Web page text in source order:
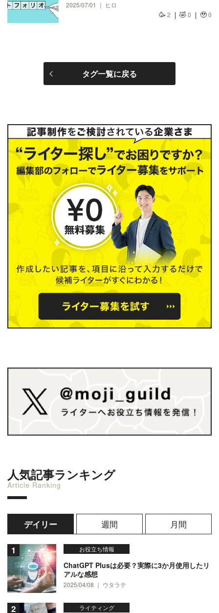
2025/07/01 ｜ ヒロ
🥳 2 🤣0 🥹0
タグ一覧に戻る
人気記事ランキング
Article Ranking
デイリー 週間 月間
お役立ち情報
ChatGPT Plusは必要？実際に3か月使用したリ
アルな感想
2025/04/08 ｜ ウタラテ
ライティング